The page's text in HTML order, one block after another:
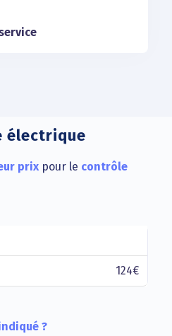
électrique
prixpour le contrôle
124€
?